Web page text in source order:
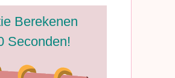
Berekenen
Seconden!